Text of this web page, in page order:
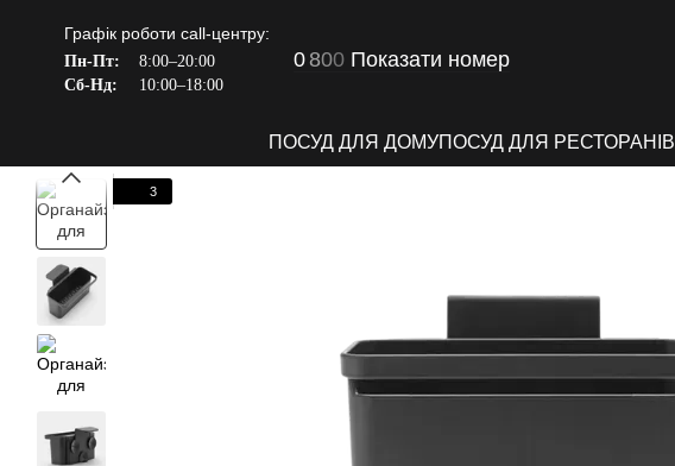
Графік роботи call-центру:
Пн-Пт:
8:00–20:00
Сб-Нд:
10:00–18:00
0800 Показати номер
ПОСУД ДЛЯ ДОМУПОСУД ДЛЯ РЕСТОРАНІВ
3